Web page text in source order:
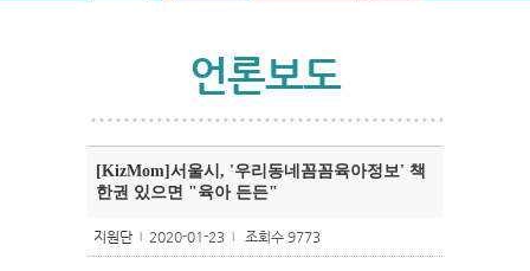
언론보도
[KizMom]서울시, '우리동네꼼꼼육아정보' 책
한권 있으면 "육아 든든"
지원단 l 2020-01-23 l 조회수 9773